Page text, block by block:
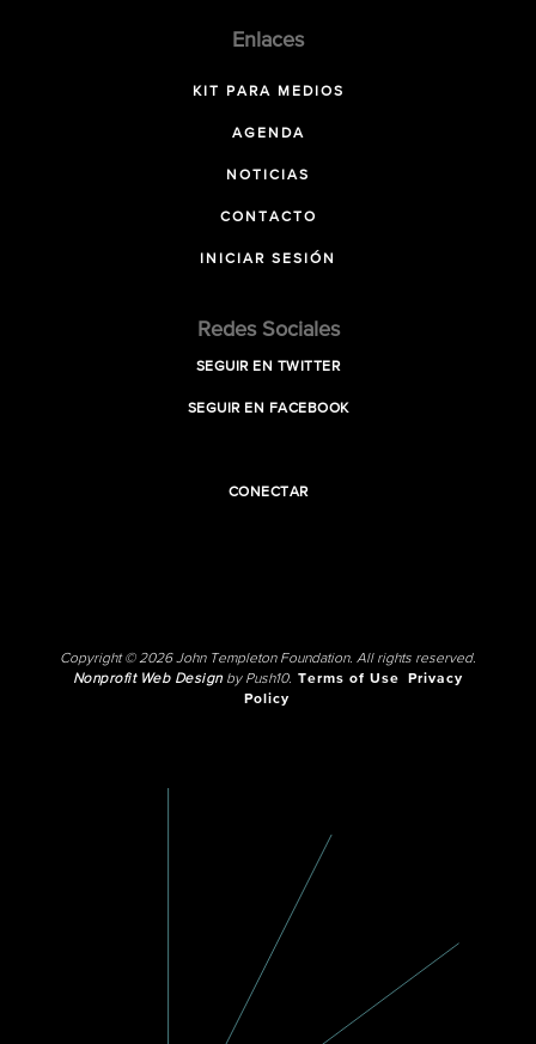
Enlaces
KIT PARA MEDIOS
AGENDA
NOTICIAS
CONTACTO
INICIAR SESIÓN
Redes Sociales
SEGUIR EN TWITTER
SEGUIR EN FACEBOOK
CONECTAR
Copyright © 2026 John Templeton Foundation. All rights reserved.
Nonprofit Web Designby Push10. Terms of Use
Privacy
Policy